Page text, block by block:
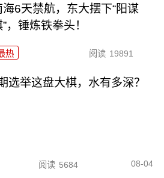
海6天禁航，东大摆下“阳谋
，锤炼铁拳头！
热 阅读 19891
选举这盘大棋，水有多深？
阅读 5684 08-04